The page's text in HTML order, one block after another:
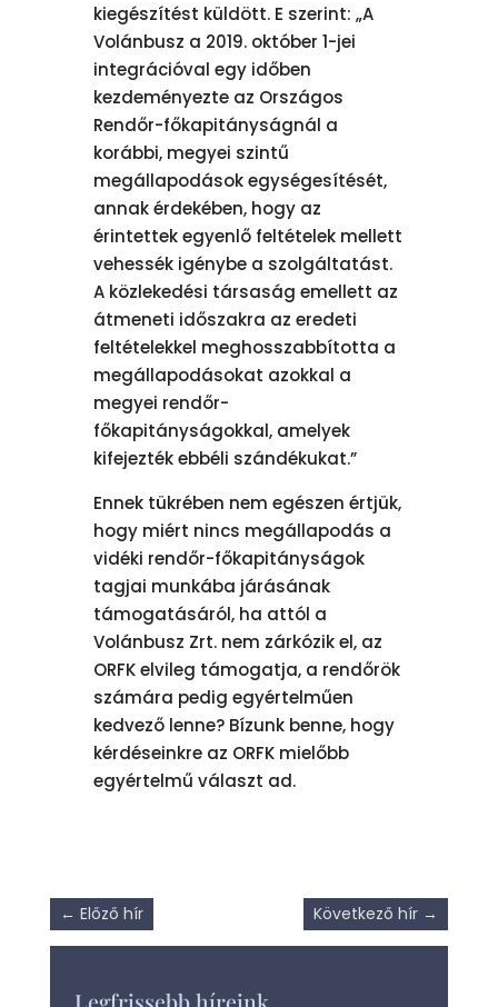
kiegészítést küldött. E szerint: „A
Volánbusz a 2019. október 1-jei
integrációval egy időben
kezdeményezte az Országos
Rendőr-főkapitányságnál a
korábbi, megyei szintű
megállapodások egységesítését,
annak érdekében, hogy az
érintettek egyenlő feltételek mellett
vehessék igénybe a szolgáltatást.
A közlekedési társaság emellett az
átmeneti időszakra az eredeti
feltételekkel meghosszabbította a
megállapodásokat azokkal a
megyei rendőr-
főkapitányságokkal, amelyek
kifejezték ebbéli szándékukat.”
Ennek tükrében nem egészen értjük,
hogy miért nincs megállapodás a
vidéki rendőr-főkapitányságok
tagjai munkába járásának
támogatásáról, ha attól a
Volánbusz Zrt. nem zárkózik el, az
ORFK elvileg támogatja, a rendőrök
számára pedig egyértelműen
kedvező lenne? Bízunk benne, hogy
kérdéseinkre az ORFK mielőbb
egyértelmű választ ad.
← Előző hír Következő hír →
Legfrissebb híreink